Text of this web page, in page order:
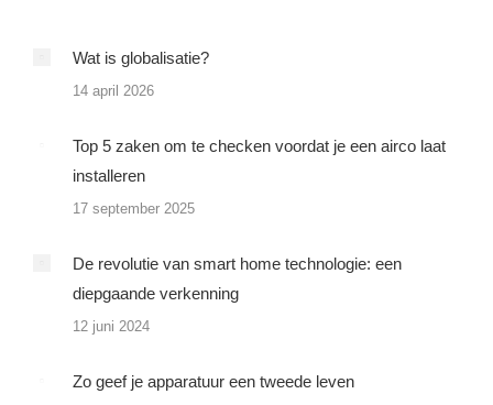
Wat is globalisatie?
14 april 2026
Top 5 zaken om te checken voordat je een airco laat
installeren
17 september 2025
De revolutie van smart home technologie: een
diepgaande verkenning
12 juni 2024
Zo geef je apparatuur een tweede leven